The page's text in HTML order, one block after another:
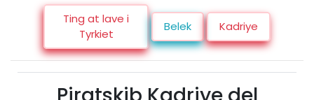
Ting at lave i
Tyrkiet
Belek Kadriye